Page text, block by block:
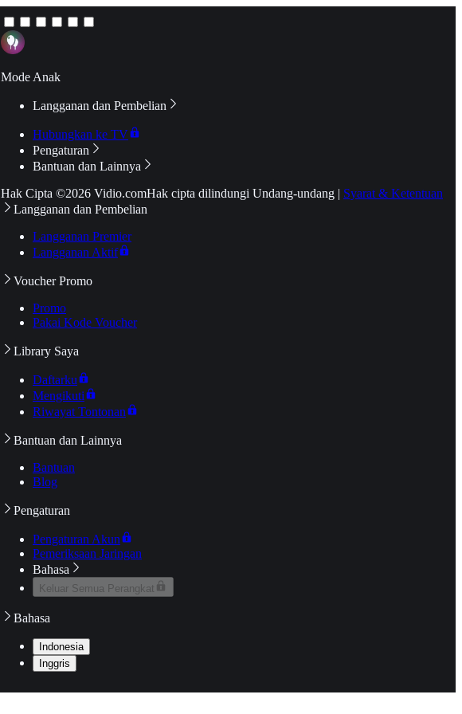
Mode Anak
Langganan dan Pembelian
Hubungkan ke TV
Pengaturan
Bantuan dan Lainnya
Hak Cipta ©2026 Vidio.comHak cipta dilindungi Undang-undang | Syarat & Ketentuan
Langganan dan Pembelian
Langganan Premier
Langganan Aktif
Voucher Promo
Promo
Pakai Kode Voucher
Library Saya
Daftarku
Mengikuti
Riwayat Tontonan
Bantuan dan Lainnya
Bantuan
Blog
Pengaturan
Pengaturan Akun
Pemeriksaan Jaringan
Bahasa
Keluar Semua Perangkat
Bahasa
Indonesia
Inggris